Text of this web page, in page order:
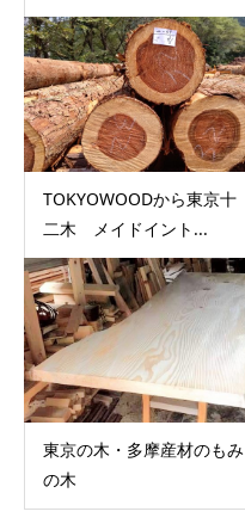
TOKYOWOODから東京十
二木 メイドイント...
東京の木・多摩産材のもみ
の木